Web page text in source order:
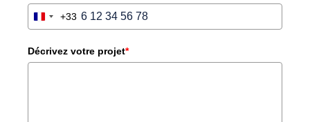
FRANCE
+33
Décrivez votre projet*